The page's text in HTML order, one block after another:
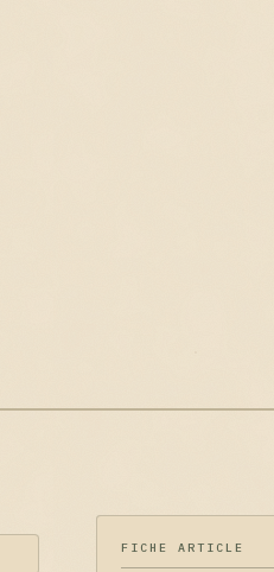
FICHE ARTICLE